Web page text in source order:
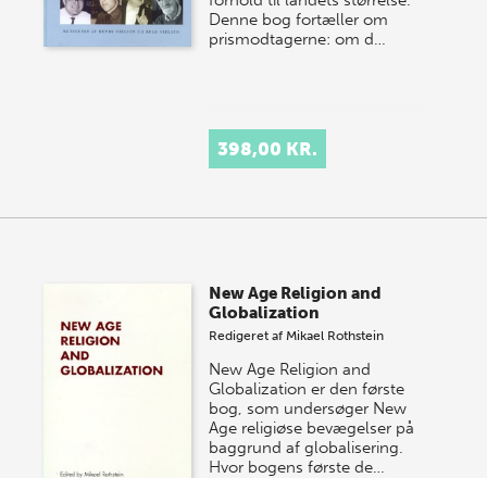
Denne bog fortæller om
prismodtagerne: om d…
398,00 KR.
New Age Religion and
Globalization
Redigeret af Mikael Rothstein
New Age Religion and
Globalization er den første
bog, som undersøger New
Age religiøse bevægelser på
baggrund af globalisering.
Hvor bogens første de…